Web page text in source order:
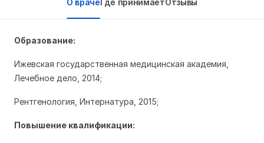
О врачеГде принимаетОтзывы
Образование:
Ижевская государственная медицинская академия,
Лечебное дело, 2014;
Рентгенология, Интернатура, 2015;
Повышение квалификации: